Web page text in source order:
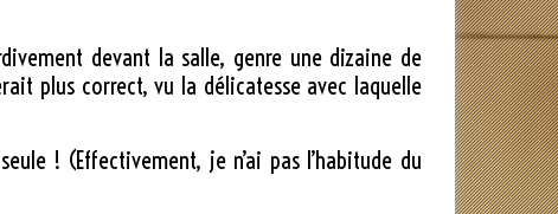
devant la salle, genre une dizaine de
plus correct, vu la délicatesse avec laquelle
! (Effectivement, je n’ai pas l’habitude du